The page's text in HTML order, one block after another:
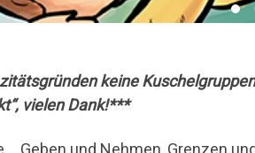
keine
vielen Dank!***
und Nehmen, Grenzen